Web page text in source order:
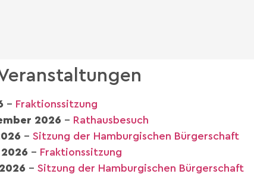
– Fraktionssitzung
2026 – Rathausbesuch
– Sitzung der Hamburgischen Bürgerschaft
– Fraktionssitzung
– Sitzung der Hamburgischen Bürgerschaft